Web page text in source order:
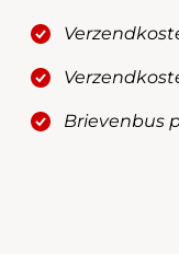
Brievenbus